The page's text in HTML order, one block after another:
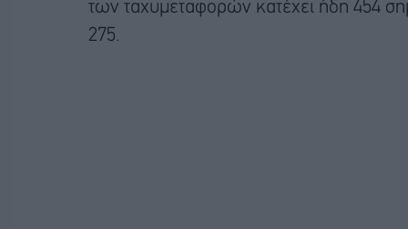
των ταχυμεταφορών κατέχει ήδη 454
275.